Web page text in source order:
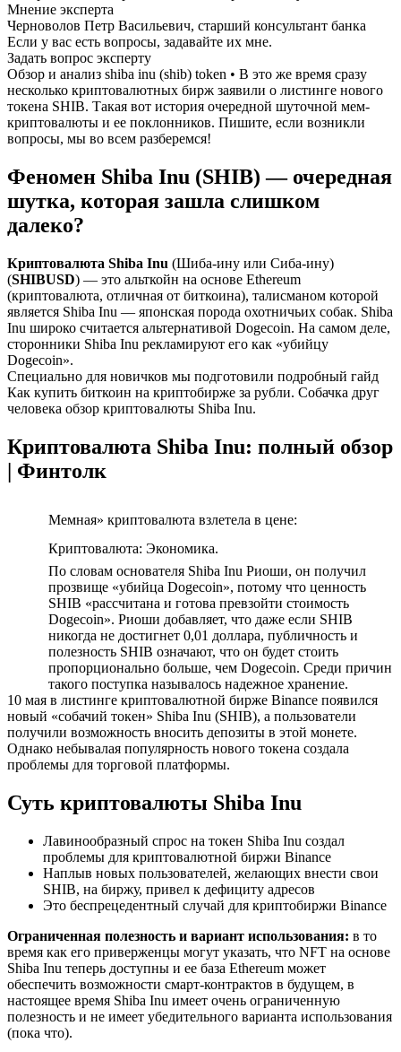
Мнение эксперта
Черноволов Петр Васильевич, старший консультант банка
Если у вас есть вопросы, задавайте их мне.
Задать вопрос эксперту
Обзор и анализ shiba inu (shib) token • В это же время сразу
несколько криптовалютных бирж заявили о листинге нового
токена SHIB. Такая вот история очередной шуточной мем-
криптовалюты и ее поклонников. Пишите, если возникли
вопросы, мы во всем разберемся!
Феномен Shiba Inu (SHIB) — очередная
шутка, которая зашла слишком
далеко?
Криптовалюта Shiba Inu (Шиба-ину или Сиба-ину)
(SHIBUSD) — это альткойн на основе Ethereum
(криптовалюта, отличная от биткоина), талисманом которой
является Shiba Inu — японская порода охотничьих собак. Shiba
Inu широко считается альтернативой Dogecoin. На самом деле,
сторонники Shiba Inu рекламируют его как «убийцу
Dogecoin».
Специально для новичков мы подготовили подробный гайд
Как купить биткоин на криптобирже за рубли. Собачка друг
человека обзор криптовалюты Shiba Inu.
Криптовалюта Shiba Inu: полный обзор
| Финтолк
Мемная» криптовалюта взлетела в цене:
Криптовалюта: Экономика.
По словам основателя Shiba Inu Риоши, он получил
прозвище «убийца Dogecoin», потому что ценность
SHIB «рассчитана и готова превзойти стоимость
Dogecoin». Риоши добавляет, что даже если SHIB
никогда не достигнет 0,01 доллара, публичность и
полезность SHIB означают, что он будет стоить
пропорционально больше, чем Dogecoin. Среди причин
такого поступка называлось надежное хранение.
10 мая в листинге криптовалютной бирже Binance появился
новый «собачий токен» Shiba Inu (SHIB), а пользователи
получили возможность вносить депозиты в этой монете.
Однако небывалая популярность нового токена создала
проблемы для торговой платформы.
Суть криптовалюты Shiba Inu
Лавинообразный спрос на токен Shiba Inu создал
проблемы для криптовалютной биржи Binance
Наплыв новых пользователей, желающих внести свои
SHIB, на биржу, привел к дефициту адресов
Это беспрецедентный случай для криптобиржи Binance
Ограниченная полезность и вариант использования: в то
время как его приверженцы могут указать, что NFT на основе
Shiba Inu теперь доступны и ее база Ethereum может
обеспечить возможности смарт-контрактов в будущем, в
настоящее время Shiba Inu имеет очень ограниченную
полезность и не имеет убедительного варианта использования
(пока что).